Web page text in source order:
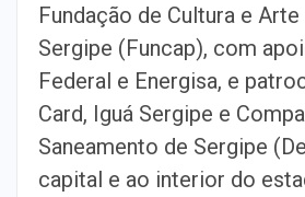
Fundação de Cultura e
Sergipe (Funcap), com
Federal e Energisa, e
Card, Iguá Sergipe e
Saneamento de Sergipe
capital e ao interior do